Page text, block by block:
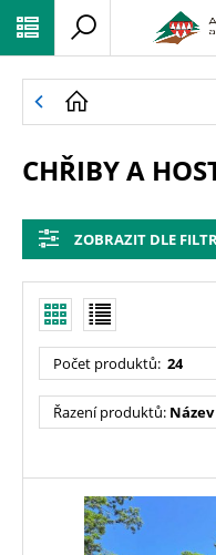
CHŘIBY A
ZOBRAZIT DLE
Počet produktů: 24
Řazení produktů: